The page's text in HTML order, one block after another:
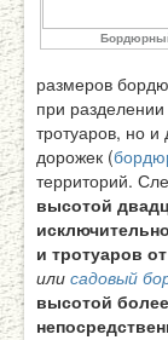
размеров
при
тротуаров, но
дорожек (
территорий.
высотой
и тротуаров
или садовый
высотой